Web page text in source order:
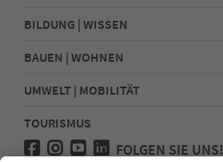
BILDUNG | WISSEN
BAUEN | WOHNEN
UMWELT | MOBILITÄT
TOURISMUS
FOLGEN SIE UNS!